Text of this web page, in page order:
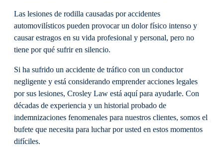
Las lesiones de rodilla causadas por accidentes
automovilísticos pueden provocar un dolor físico intenso y
causar estragos en su vida profesional y personal, pero no
tiene por qué sufrir en silencio.
Si ha sufrido un accidente de tráfico con un conductor
negligente y está considerando emprender acciones legales
por sus lesiones, Crosley Law está aquí para ayudarle. Con
décadas de experiencia y un historial probado de
indemnizaciones fenomenales para nuestros clientes, somos el
bufete que necesita para luchar por usted en estos momentos
difíciles.